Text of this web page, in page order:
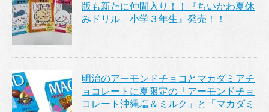
版も新たに仲間入り！！『ちいかわ夏休
みドリル 小学３年生』発売！！
明治のアーモンドチョコとマカダミアチ
ョコレートに夏限定の「アーモンドチョ
コレート沖縄塩＆ミルク」と「マカダミ